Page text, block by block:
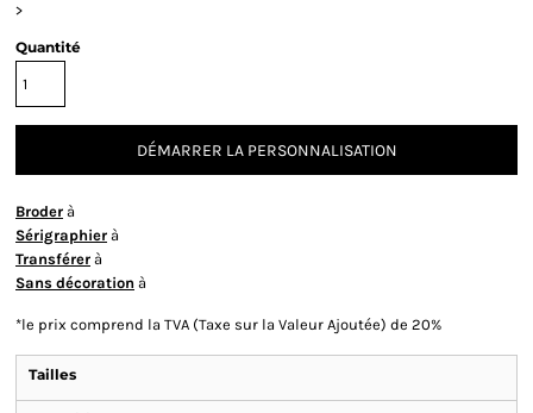
>
Quantité
DÉMARRER LA PERSONNALISATION
Broder à
Sérigraphier à
Transférer à
Sans décoration à
*le prix comprend la TVA (Taxe sur la Valeur Ajoutée) de 20%
Tailles